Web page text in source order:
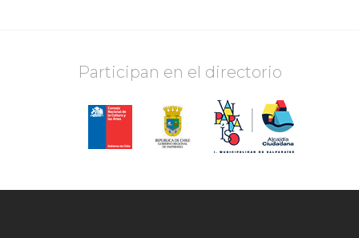
Participan en el directorio